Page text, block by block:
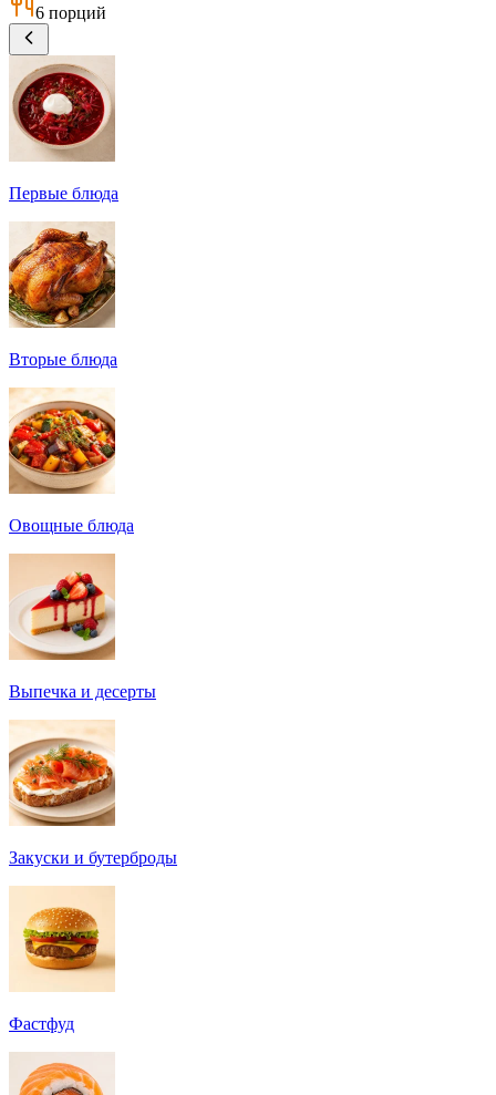
6 порций
Первые блюда
Вторые блюда
Овощные блюда
Выпечка и десерты
Закуски и бутерброды
Фастфуд